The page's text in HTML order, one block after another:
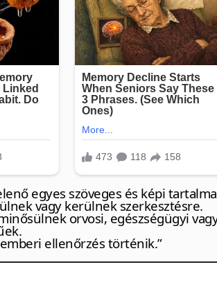
egyes szöveges és képi
vagy kerülnek szerkesztésre.
orvosi, egészségügyi
ellenőrzés történik.”